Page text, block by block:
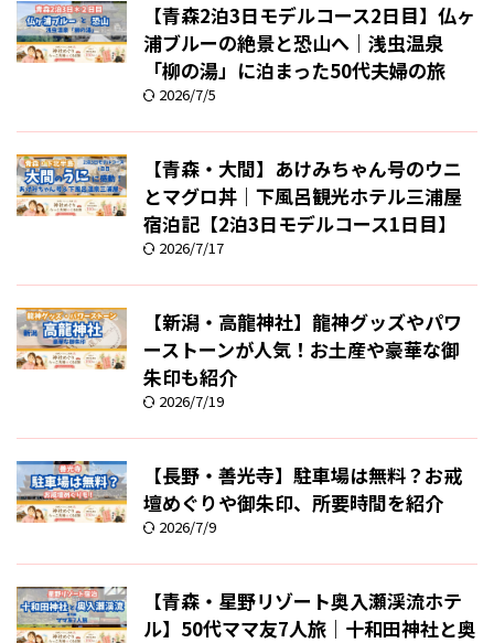
【青森2泊3日モデルコース2日目】仏ヶ
浦ブルーの絶景と恐山へ｜浅虫温泉
「柳の湯」に泊まった50代夫婦の旅
2026/7/5
【青森・大間】あけみちゃん号のウニ
とマグロ丼｜下風呂観光ホテル三浦屋
宿泊記【2泊3日モデルコース1日目】
2026/7/17
【新潟・高龍神社】龍神グッズやパワ
ーストーンが人気！お土産や豪華な御
朱印も紹介
2026/7/19
【長野・善光寺】駐車場は無料？お戒
壇めぐりや御朱印、所要時間を紹介
2026/7/9
【青森・星野リゾート奥入瀬渓流ホテ
ル】50代ママ友7人旅｜十和田神社と奥